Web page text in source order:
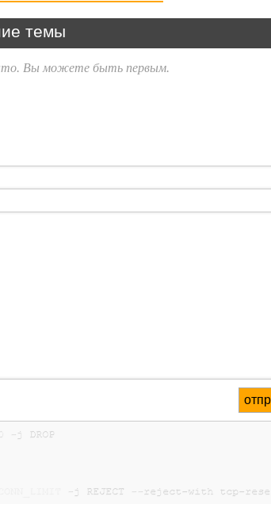
темы
Вы можете быть первым.